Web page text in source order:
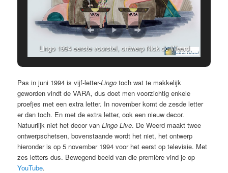
Lingo 1994 eerste voorstel, ontwerp Nick de Weerd
Pas in juni 1994 is vijf-letter-Lingo toch wat te makkelijk
geworden vindt de VARA, dus doet men voorzichtig enkele
proefjes met een extra letter. In november komt de zesde letter
er dan toch. En met de extra letter, ook een nieuw decor.
Natuurlijk niet het decor vanLingo Live. De Weerd maakt twee
ontwerpschetsen, bovenstaande wordt het niet, het ontwerp
hieronder is op 5 november 1994 voor het eerst op televisie. Met
zes letters dus. Bewegend beeld van die première vind je op
YouTube.